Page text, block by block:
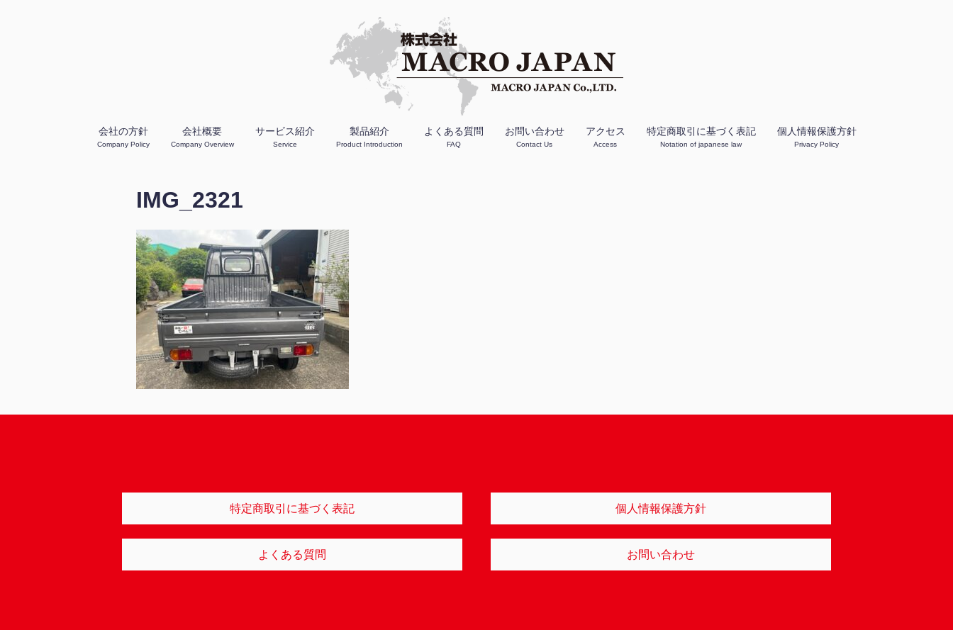
会社の方針
Company Policy
会社概要
Company Overview
サービス紹介
Service
製品紹介
Product Introduction
よくある質問
FAQ
お問い合わせ
Contact Us
アクセス
Access
特定商取引に基づく表記
Notation of japanese law
個人情報保護方針
Privacy Policy
IMG_2321
特定商取引に基づく表記 個人情報保護方針
よくある質問 お問い合わせ